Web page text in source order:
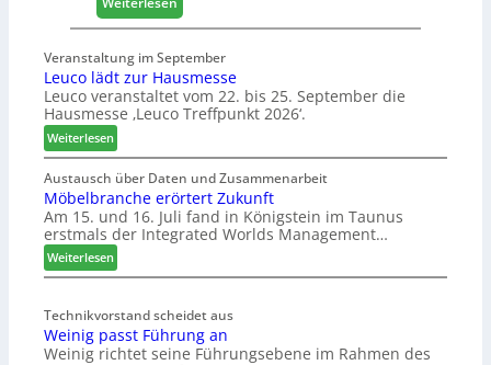
8
4
J
a
h
C
M
D
u
s
c
h
Veranstaltung im September
Leuco lädt zur Hausmesse
Leuco veranstaltet vom 22. bis 25. September die
Hausmesse ‚Leuco Treffpunkt 2026‘.
Weiterlesen:
L
e
u
c
o
ä
t
z
u
Austausch über Daten und Zusammenarbeit
Möbelbranche erörtert Zukunft
Am 15. und 16. Juli fand in Königstein im Taunus
erstmals der Integrated Worlds Management…
Weiterlesen:
M
b
e
l
Technikvorstand scheidet aus
Weinig passt Führung an
Weinig richtet seine Führungsebene im Rahmen des